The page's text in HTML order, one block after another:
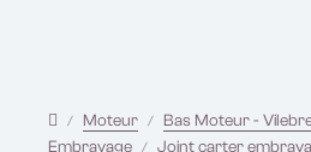
Moteur
Bas Moteur -
Embrayage
Joint carter